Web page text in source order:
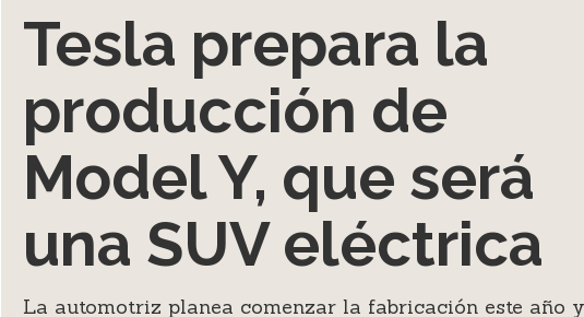
Tesla prepara la
producción de
Model Y, que será
una SUV eléctrica
La automotriz planea comenzar la fabricación este año